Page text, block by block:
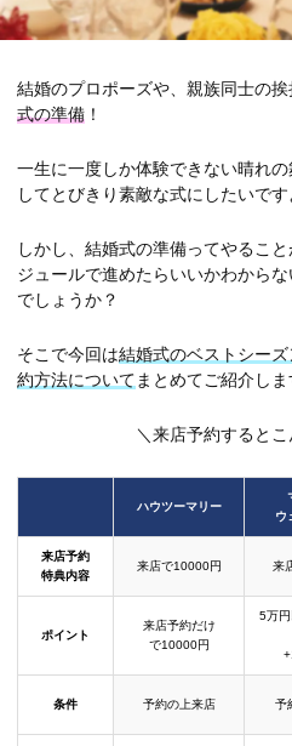
結婚のプロポーズや、親族同士の
式の準備 ！
一生に一度しか体験できない晴れ
してとびきり素敵な式にしたいです
しかし、結婚式の準備ってやるこ
ジュールで進めたらいいかわから
でしょうか？
そこで今回は結婚式のベストシー
約方法について まとめてご紹介しま
＼来店予約すると
ハウツーマリー
ウ
来店予約
特典内容
来店で10000円 来
ポイント
来店予約だけ
で10000円
5万
条件 予約の上来店 予